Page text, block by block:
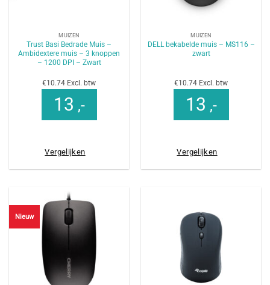
MUIZEN
Trust Basi Bedrade Muis –
Ambidextere muis – 3 knoppen
– 1200 DPI – Zwart
€10.74 Excl. btw
13 ,-
Vergelijken
MUIZEN
DELL bekabelde muis – MS116 –
zwart
€10.74 Excl. btw
13 ,-
Vergelijken
Nieuw